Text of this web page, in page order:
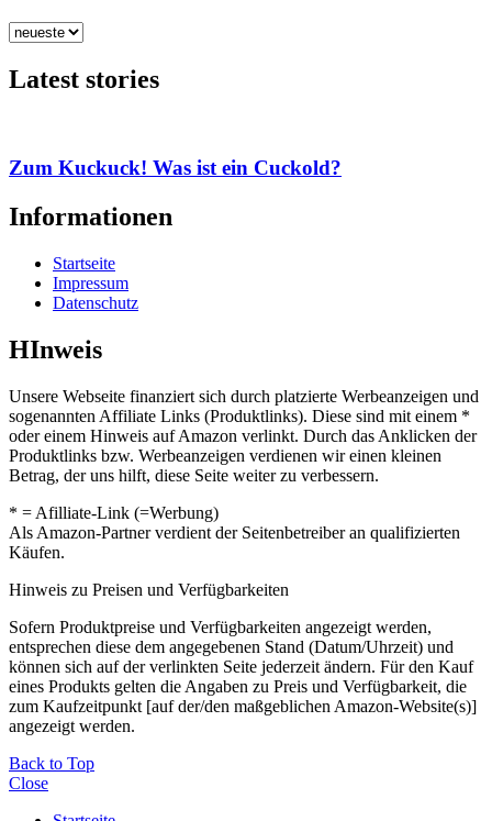
Latest stories
Zum Kuckuck! Was ist ein Cuckold?
Informationen
Startseite
Impressum
Datenschutz
HInweis
Unsere Webseite finanziert sich durch platzierte Werbeanzeigen und
sogenannten Affiliate Links (Produktlinks). Diese sind mit einem *
oder einem Hinweis auf Amazon verlinkt. Durch das Anklicken der
Produktlinks bzw. Werbeanzeigen verdienen wir einen kleinen
Betrag, der uns hilft, diese Seite weiter zu verbessern.
* = Afilliate-Link (=Werbung)
Als Amazon-Partner verdient der Seitenbetreiber an qualifizierten
Käufen.
Hinweis zu Preisen und Verfügbarkeiten
Sofern Produktpreise und Verfügbarkeiten angezeigt werden,
entsprechen diese dem angegebenen Stand (Datum/Uhrzeit) und
können sich auf der verlinkten Seite jederzeit ändern. Für den Kauf
eines Produkts gelten die Angaben zu Preis und Verfügbarkeit, die
zum Kaufzeitpunkt [auf der/den maßgeblichen Amazon-Website(s)]
angezeigt werden.
Back to Top
Close